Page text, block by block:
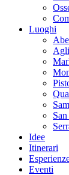
Luoghi
Idee
Itinerari
Eventi